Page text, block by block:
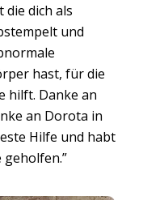
die dich als
und
hast, für die
hilft. Danke an
an Dorota in
Hilfe und habt
geholfen.”